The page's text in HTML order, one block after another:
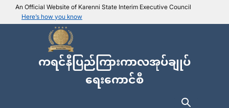
An Official Website of Karenni State Interim Executive Council
Here’s how you know
IEC official website links
Usually end with .ieckarenni.org
Trusted websites
Secure websites use HTTPS
or a URL starting with
ကရင်နီပြည်ကြားကာလအုပ်ချုပ်
ရေးကောင်စီ